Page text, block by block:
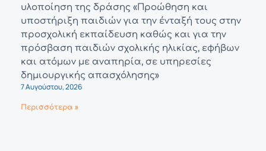
υλοποίηση της δράσης «Προώθηση και
υποστήριξη παιδιών για την ένταξή τους στην
προσχολική εκπαίδευση καθώς και για την
πρόσβαση παιδιών σχολικής ηλικίας, εφήβων
και ατόμων με αναπηρία, σε υπηρεσίες
δημιουργικής απασχόλησης»
7 Αυγούστου, 2026
Περισσότερα »